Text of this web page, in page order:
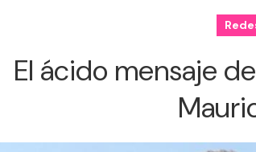
El ácido mensaje